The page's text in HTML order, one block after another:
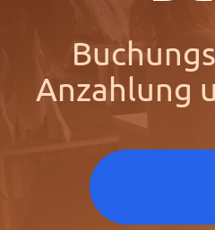
Anzahlung